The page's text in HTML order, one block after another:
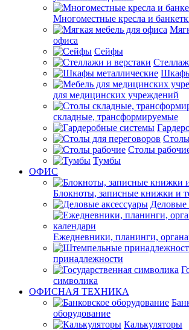
Многоместные кресла и
офиса
Сейфы
Шкафы
для медицинских учреждений
складные, трансформируемые
Столы
Тумбы
ОФИС
Блокноты, записные книжки и
Деловые
Ежедневники, планинги,
принадлежности
символика
ОФИСНАЯ ТЕХНИКА
оборудование
Калькуляторы